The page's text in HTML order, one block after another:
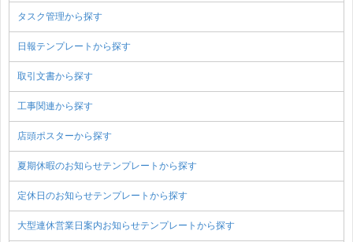
タスク管理から探す
日報テンプレートから探す
取引文書から探す
工事関連から探す
店頭ポスターから探す
夏期休暇のお知らせテンプレートから探す
定休日のお知らせテンプレートから探す
大型連休営業日案内お知らせテンプレートから探す